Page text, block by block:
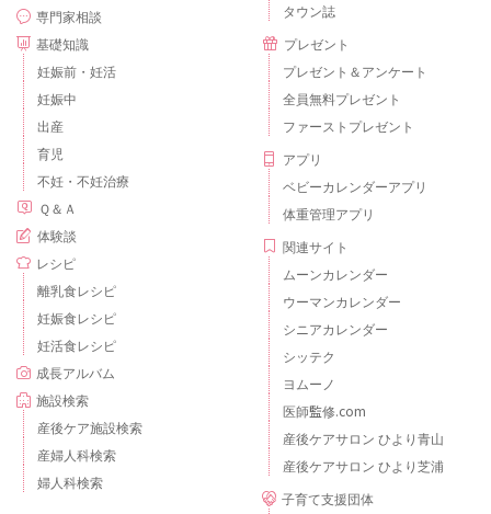
専門家相談
基礎知識
妊娠前・妊活
妊娠中
出産
育児
不妊・不妊治療
Ｑ＆Ａ
体験談
レシピ
離乳食レシピ
妊娠食レシピ
妊活食レシピ
成長アルバム
施設検索
産後ケア施設検索
産婦人科検索
婦人科検索
タウン誌
プレゼント
プレゼント＆アンケート
全員無料プレゼント
ファーストプレゼント
アプリ
ベビーカレンダーアプリ
体重管理アプリ
関連サイト
ムーンカレンダー
ウーマンカレンダー
シニアカレンダー
シッテク
ヨムーノ
医師監修.com
産後ケアサロン ひより青山
産後ケアサロン ひより芝浦
子育て支援団体